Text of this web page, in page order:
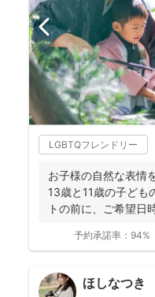
LGBTQフレンドリー
お子様の自然な表情
13歳と11歳の子ども
トの前に、ご希望日
予約承諾率： 94%
ほしなつき